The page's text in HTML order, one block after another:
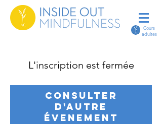
Cours
adultes
L'inscription est fermée
Consulter
d'autre
évenement